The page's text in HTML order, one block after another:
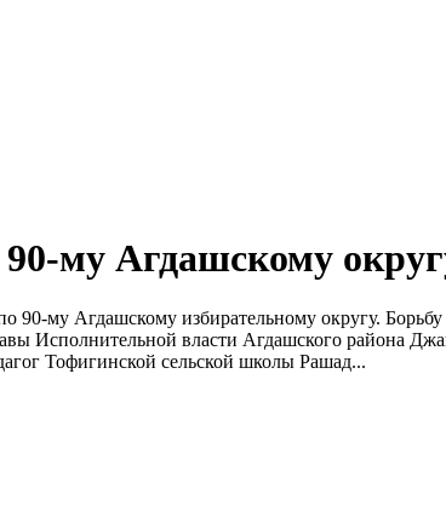
му Агдашскому
му Агдашскому избирательному округу. Борьбу
Исполнительной власти Агдашского района
Тофигинской сельской школы Рашад...